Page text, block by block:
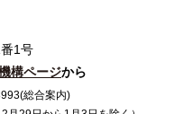
1号
構ページから
総合案内)